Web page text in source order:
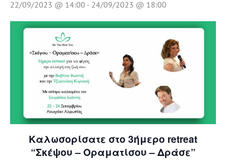
22/09/2023 @ 14:00 - 24/09/2023 @ 18:00
Καλωσορίσατε στο 3ήμερο retreat
“Σκέψου – Οραματίσου – Δράσε”